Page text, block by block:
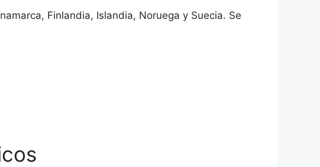
Finlandia, Islandia, Noruega y Suecia. Se